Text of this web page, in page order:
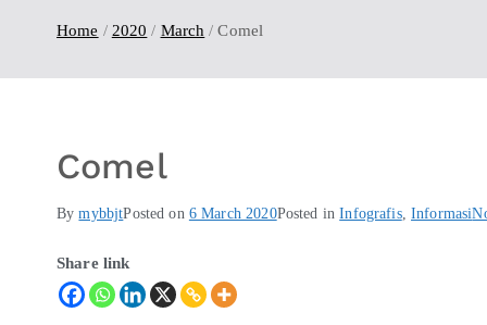
Home 2020 March Comel
Comel
BymybbjtPosted on 6 March 2020Posted inInfografis,Informasi
Share link